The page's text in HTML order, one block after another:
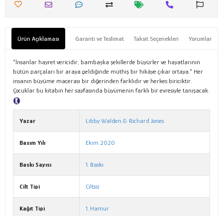
Ürün Açıklaması Garanti ve Teslimat Taksit Seçenekleri Yorumlar
“İnsanlar hayret vericidir, bambaşka şekillerde büyürler ve hayatlarının
bütün parçaları bir araya geldiğinde müthiş bir hikâye çıkar ortaya.” Her
insanın büyüme macerası bir diğerinden farklıdır ve herkes biriciktir.
Çocuklar bu kitabın her sayfasında büyümenin farklı bir evresiyle tanışacak.
Yazar Libby Walden & Richard Jones
Basım Yılı Ekim 2020
Baskı Sayısı 1. Baskı
Cilt Tipi Ciltsiz
Kağıt Tipi 1. Hamur